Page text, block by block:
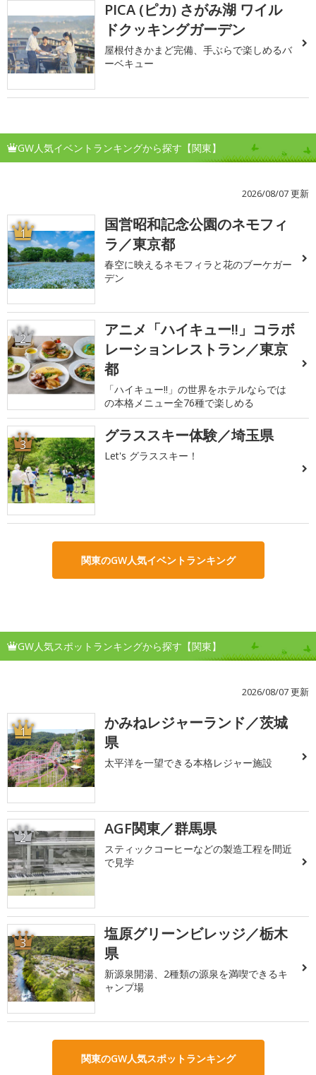
PICA (ピカ) さがみ湖 ワイル
ドクッキングガーデン
屋根付きかまど完備、手ぶらで楽しめるバ
ーベキュー
GW人気イベントランキングから探す【関東】
2026/08/07 更新
1
国営昭和記念公園のネモフィ
ラ／東京都
春空に映えるネモフィラと花のブーケガー
デン
2
アニメ「ハイキュー!!」コラボ
レーションレストラン／東京
都
「ハイキュー!!」の世界をホテルならでは
の本格メニュー全76種で楽しめる
3 グラススキー体験／埼玉県
Let's グラススキー！
関東のGW人気イベントランキング
GW人気スポットランキングから探す【関東】
2026/08/07 更新
1
かみねレジャーランド／茨城
県
太平洋を一望できる本格レジャー施設
2 AGF関東／群馬県
スティックコーヒーなどの製造工程を間近
で見学
3
塩原グリーンビレッジ／栃木
県
新源泉開湯、2種類の源泉を満喫できるキ
ャンプ場
関東のGW人気スポットランキング